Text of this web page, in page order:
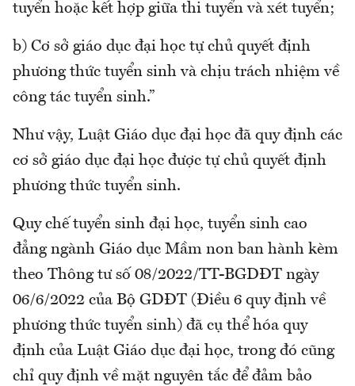
tuyển hoặc kết hợp giữa thi tuyển và xét tuyển;
b) Cơ sở giáo dục đại học tự chủ quyết định
phương thức tuyển sinh và chịu trách nhiệm về
công tác tuyển sinh.”
Như vậy, Luật Giáo dục đại học đã quy định các
cơ sở giáo dục đại học được tự chủ quyết định
phương thức tuyển sinh.
Quy chế tuyển sinh đại học, tuyển sinh cao
đẳng ngành Giáo dục Mầm non ban hành kèm
theo Thông tư số 08/2022/TT-BGDĐT ngày
06/6/2022 của Bộ GDĐT (Điều 6 quy định về
phương thức tuyển sinh) đã cụ thể hóa quy
định của Luật Giáo dục đại học, trong đó cũng
chỉ quy định về mặt nguyên tắc để đảm bảo